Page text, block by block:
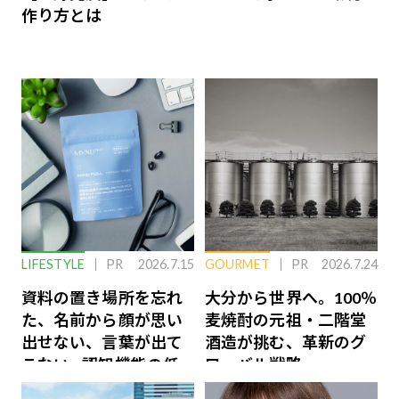
作り方とは
LIFESTYLE PR 2026.7.15
資料の置き場所を忘れ
た、名前から顔が思い
出せない、言葉が出て
こない…認知機能の低
下を救う、脳のインナ
GOURMET PR 2026.7.24
大分から世界へ。100％
麦焼酎の元祖・二階堂
酒造が挑む、革新のグ
ローバル戦略